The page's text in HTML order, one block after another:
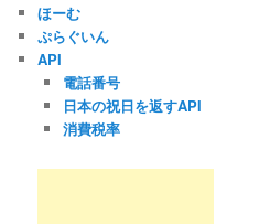
ほーむ
ぷらぐいん
API
電話番号
日本の祝日を返すAPI
消費税率